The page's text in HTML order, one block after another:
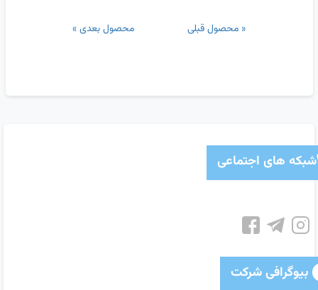
« محصول قبلی محصول بعدی »
شبکه های اجتماعی
بیوگرافی شرکت